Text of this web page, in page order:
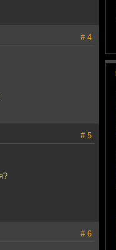
# 4
# 5
# 6